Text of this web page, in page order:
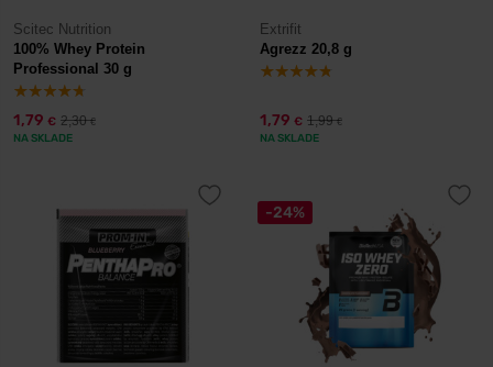
Scitec Nutrition
100% Whey Protein
Professional 30 g
1,79 € 2,30€
NA SKLADE
Extrifit
Agrezz 20,8 g
1,79 € 1,99€
NA SKLADE
-24%